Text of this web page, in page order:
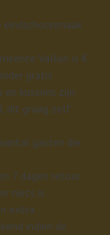
Vallon is €
gratis
kussens zijn
dit graag zelf
gasten die
7 dagen retour
niets is
extra
indien de